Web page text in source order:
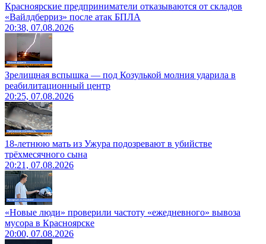
Красноярские предприниматели отказываются от складов
«Вайлдберриз» после атак БПЛА
20:38, 07.08.2026
Зрелищная вспышка — под Козулькой молния ударила в
реабилитационный центр
20:25, 07.08.2026
18-летнюю мать из Ужура подозревают в убийстве
трёхмесячного сына
20:21, 07.08.2026
«Новые люди» проверили частоту «ежедневного» вывоза
мусора в Красноярске
20:00, 07.08.2026